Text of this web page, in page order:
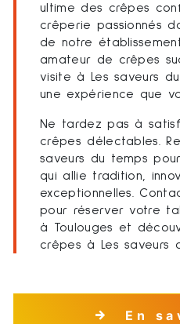
ultime des crêpes
crêperie passionnés
de notre
amateur de crêpes
visite à Les saveurs
une expérience que
Ne tardez pas à
crêpes délectables.
saveurs du temps
qui allie tradition,
exceptionnelles.
pour réserver votre
à Toulouges et
crêpes à Les saveurs
En